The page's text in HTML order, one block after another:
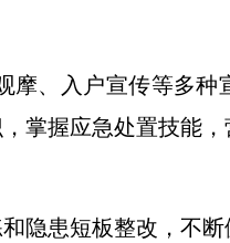
、入户宣传等多
掌握应急处置技能
隐患短板整改，不